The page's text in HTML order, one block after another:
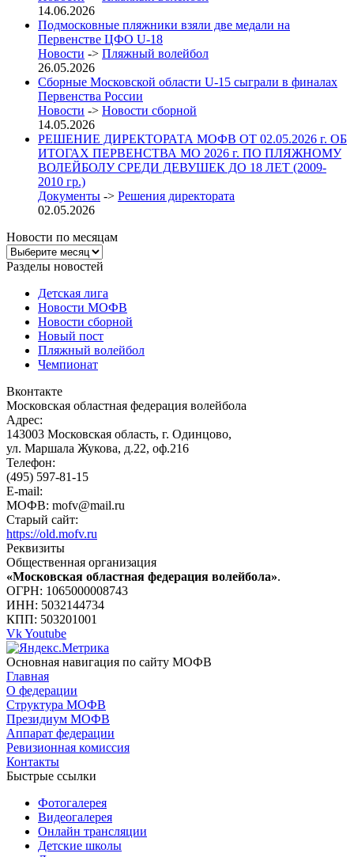
14.06.2026
Подмосковные пляжники взяли две медали на
Первенстве ЦФО U-18
Новости -> Пляжный волейбол
26.05.2026
Сборные Московской области U-15 сыграли в финалах
Первенства России
Новости -> Новости сборной
14.05.2026
РЕШЕНИЕ ДИРЕКТОРАТА МОФВ ОТ 02.05.2026 г. ОБ
ИТОГАХ ПЕРВЕНСТВА МО 2026 г. ПО ПЛЯЖНОМУ
ВОЛЕЙБОЛУ СРЕДИ ДЕВУШЕК ДО 18 ЛЕТ (2009-
2010 гр.)
Документы -> Решения директората
02.05.2026
Новости по месяцам
Новости
по
Разделы новостей
Детская лига
Новости МОФВ
Новости сборной
Новый пост
Пляжный волейбол
Чемпионат
Вконтакте
Московская областная федерация волейбола
Адрес:
143003 Московская область, г. Одинцово,
ул. Маршала Жукова, д.22, оф.216
Телефон:
(495) 597-81-15
E-mail:
МОФВ: mofv@mail.ru
Старый сайт:
https://old.mofv.ru
Реквизиты
Общественная организация
«Московская областная федерация волейбола».
ОГРН: 1065000008743
ИНН: 5032144734
КПП: 503201001
VkYoutube
Основная навигация по сайту МОФВ
Главная
О федерации
Структура МОФВ
Президиум МОФВ
Аппарат федерации
Ревизионная комиссия
Контакты
Быстрые ссылки
Фотогалерея
Видеогалерея
Онлайн трансляции
Детские школы